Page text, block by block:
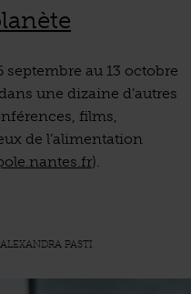
septembre au 13 octobre
une dizaine d’autres
films,
de l’alimentation
).
PASTI